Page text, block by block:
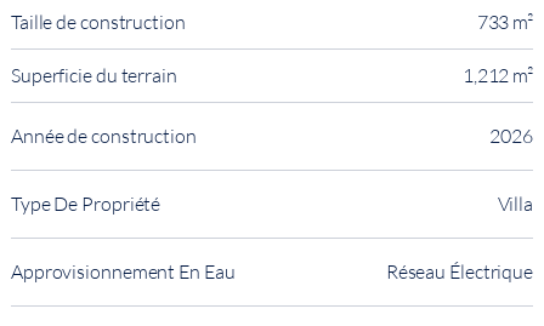
Taille de construction 733 m²
Superficie du terrain 1,212 m²
Année de construction 2026
Type De Propriété Villa
Approvisionnement En Eau Réseau Électrique